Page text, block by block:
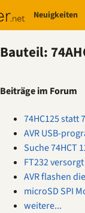
Neuigkeiten
Bauteil:
Beiträge im Forum
74HC125 statt
AVR USB-
Suche 74HCT
FT232
AVR flashen
microSD SPI
weitere...